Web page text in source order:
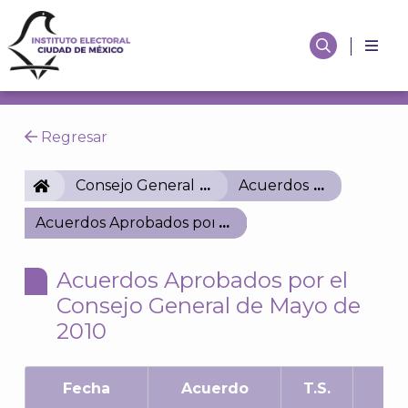
Regresar
IECMConsejo General Acuerdos
Acuerdos Aprobados por el Consejo General de
Acuerdos Aprobados por el
Consejo General de Mayo de
2010
Fecha Acuerdo T.S.